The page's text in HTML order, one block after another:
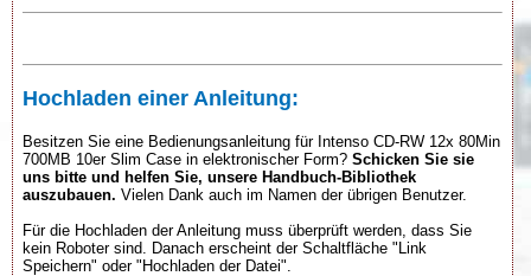
Hochladen einer Anleitung:
Besitzen Sie eine Bedienungsanleitung für Intenso CD-RW 12x 80Min
700MB 10er Slim Case in elektronischer Form? Schicken Sie sie
uns bitte und helfen Sie, unsere Handbuch-Bibliothek
auszubauen. Vielen Dank auch im Namen der übrigen Benutzer.
Für die Hochladen der Anleitung muss überprüft werden, dass Sie
kein Roboter sind. Danach erscheint der Schaltfläche "Link
Speichern" oder "Hochladen der Datei".